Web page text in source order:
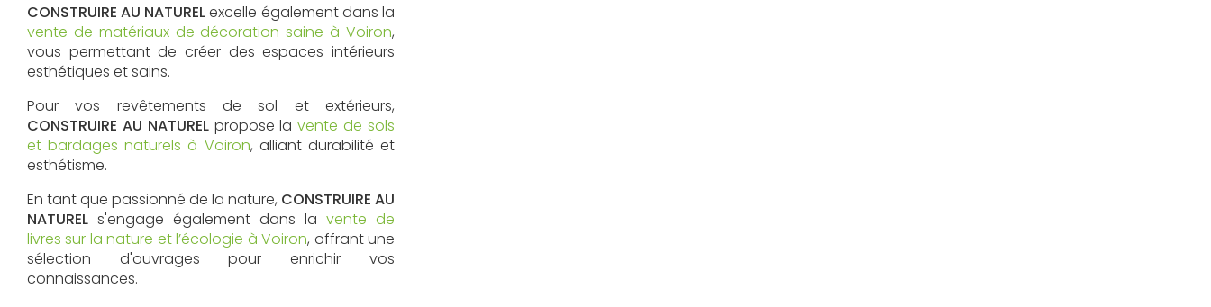
CONSTRUIRE AU NATURELexcelle également dans la
vente de matériaux de décoration saine à Voiron,
vous permettant de créer des espaces intérieurs
esthétiques et sains.
Pour vos revêtements de sol et extérieurs,
CONSTRUIRE AU NATURELpropose lavente de sols
et bardages naturels à Voiron, alliant durabilité et
esthétisme.
En tant que passionné de la nature, CONSTRUIRE AU
NATUREL s'engage également dans la vente de
livres sur la nature et l’écologie à Voiron, offrant une
sélection d'ouvrages pour enrichir vos
connaissances.